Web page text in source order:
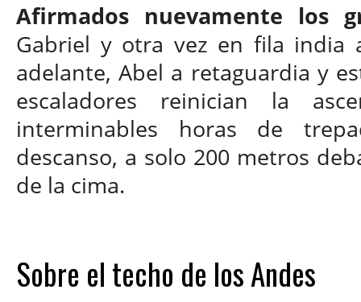
Afirmados nuevamente los
Gabriel y otra vez en fila india
adelante, Abel a retaguardia y
escaladores reinician la
interminables horas de
descanso, a solo 200 metros
de la cima.
Sobre el techo de los Andes